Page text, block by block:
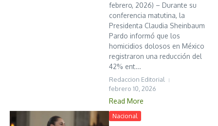
febrero, 2026) – Durante su
conferencia matutina, la
Presidenta Claudia Sheinbaum
Pardo informó que los
homicidios dolosos en México
registraron una reducción del
42% ent...
Redaccion Editorial
febrero 10, 2026
Read More
Nacional